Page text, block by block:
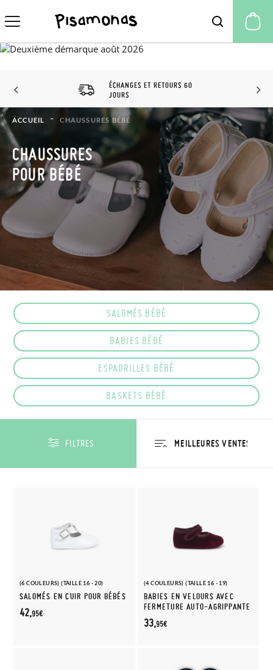
ÉCHANGES ET RETOURS 60
JOURS
ACCUEIL CHAUSSURES BÉBÉ
CHAUSSURES
POUR BÉBÉ
SALOMÉS BÉBÉ
BABIES BÉBÉ
ESPADRILLES BÉBÉ
BASKETS BÉBÉ
FILTRES
(6 COULEURS) (TAILLE 16 - 20)
SALOMÉS EN CUIR POUR BÉBÉS
42,95€
(4 COULEURS) (TAILLE 16 - 19)
BABIES EN VELOURS AVEC
FERMETURE AUTO-AGRIPPANTE
33,95€